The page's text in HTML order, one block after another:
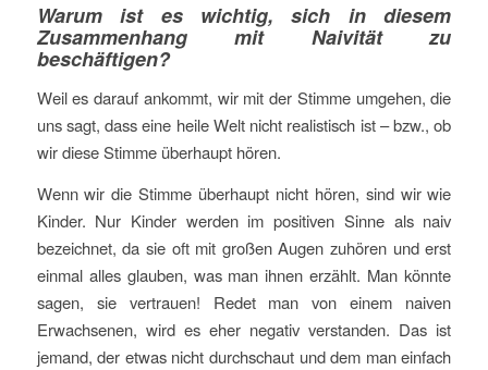
Warum ist es wichtig, sich in diesem
Zusammenhang mit Naivität zu
beschäftigen?
Weil es darauf ankommt, wir mit der Stimme umgehen, die
uns sagt, dass eine heile Welt nicht realistisch ist – bzw., ob
wir diese Stimme überhaupt hören.
Wenn wir die Stimme überhaupt nicht hören, sind wir wie
Kinder. Nur Kinder werden im positiven Sinne als naiv
bezeichnet, da sie oft mit großen Augen zuhören und erst
einmal alles glauben, was man ihnen erzählt. Man könnte
sagen, sie vertrauen! Redet man von einem naiven
Erwachsenen, wird es eher negativ verstanden. Das ist
jemand, der etwas nicht durchschaut und dem man einfach